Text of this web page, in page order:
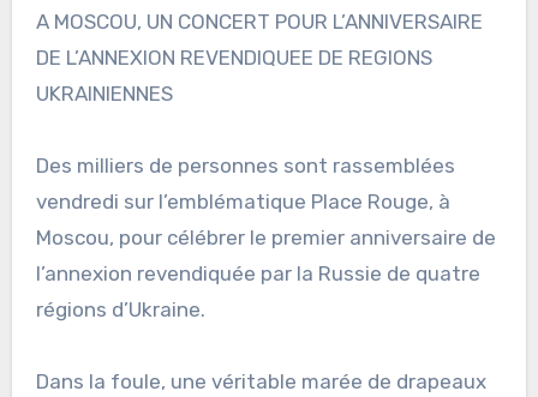
A MOSCOU, UN CONCERT POUR L’ANNIVERSAIRE
DE L’ANNEXION REVENDIQUEE DE REGIONS
UKRAINIENNES
Des milliers de personnes sont rassemblées
vendredi sur l’emblématique Place Rouge, à
Moscou, pour célébrer le premier anniversaire de
l’annexion revendiquée par la Russie de quatre
régions d’Ukraine.
Dans la foule, une véritable marée de drapeaux